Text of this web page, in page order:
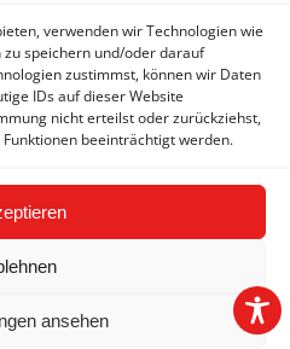
verwenden wir Technologien wie
speichern und/oder darauf
zustimmst, können wir Daten
IDs auf dieser Website
nicht erteilst oder zurückziehst,
beeinträchtigt werden.
ansehen